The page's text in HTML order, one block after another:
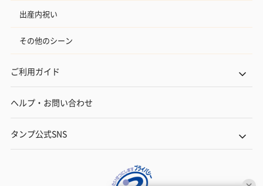
出産内祝い
その他のシーン
ご利用ガイド
ヘルプ・お問い合わせ
タンプ公式SNS